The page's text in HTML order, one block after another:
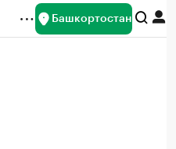
Башкортостан